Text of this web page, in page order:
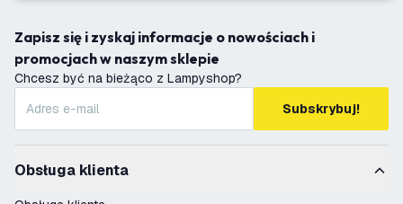
Zapisz się i zyskaj informacje o nowościach i
promocjach w naszym sklepie
Chcesz być na bieżąco z Lampyshop?
Subskrybuj!
Obsługa klienta